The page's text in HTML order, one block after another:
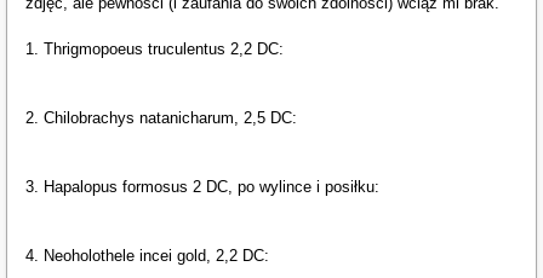
1. Thrigmopoeus truculentus 2,2 DC:
2. Chilobrachys natanicharum, 2,5 DC:
3. Hapalopus formosus 2 DC, po wylince i posiłku:
4. Neoholothele incei gold, 2,2 DC: